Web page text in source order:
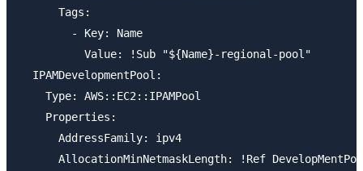
      Tags:
        - Key: Name
          Value: !Sub "${Name}-regional-pool"
  IPAMDevelopmentPool:
    Type: AWS::EC2::IPAMPool
    Properties:
      AddressFamily: ipv4
AllocationMinNetmaskLength: !Ref